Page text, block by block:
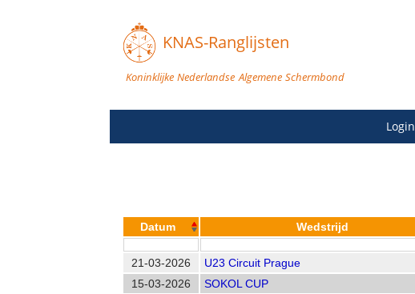
KNAS-Ranglijsten
Koninklijke Nederlandse Algemene Schermbond
Login
Datum Wedstrijd
21-03-2026 U23 Circuit Prague
15-03-2026
SOKOL CUP